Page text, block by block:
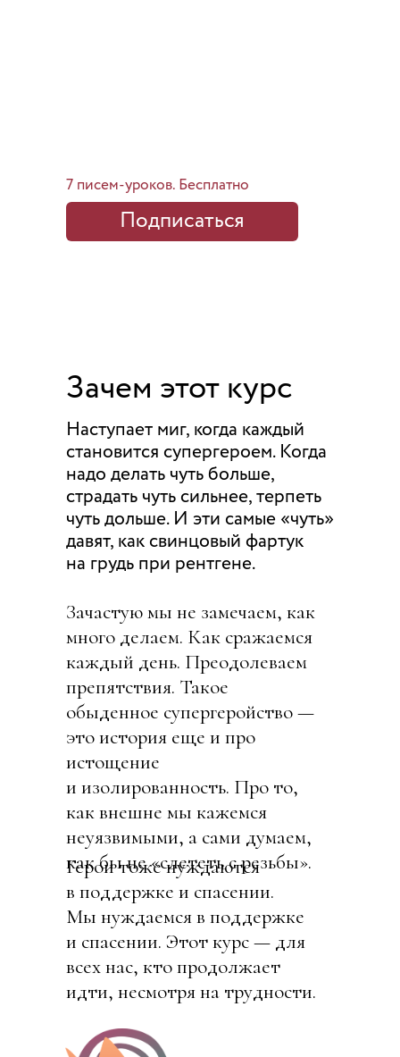
7 писем-уроков. Бесплатно
Подписаться
Зачем этот курс
Наступает миг, когда каждый
становится супергероем. Когда
надо делать чуть больше,
страдать чуть сильнее, терпеть
чуть дольше. И эти самые «чуть»
давят, как свинцовый фартук
на грудь при рентгене.
Зачастую мы не замечаем, как
много делаем. Как сражаемся
каждый день. Преодолеваем
препятствия. Такое
обыденное супергеройство —
это история еще и про
истощение
и изолированность. Про то,
как внешне мы кажемся
неуязвимыми, а сами думаем,
как бы не «слететь с резьбы».
Герои тоже нуждаются
в поддержке и спасении.
Мы нуждаемся в поддержке
и спасении. Этот курс — для
всех нас, кто продолжает
идти, несмотря на трудности.